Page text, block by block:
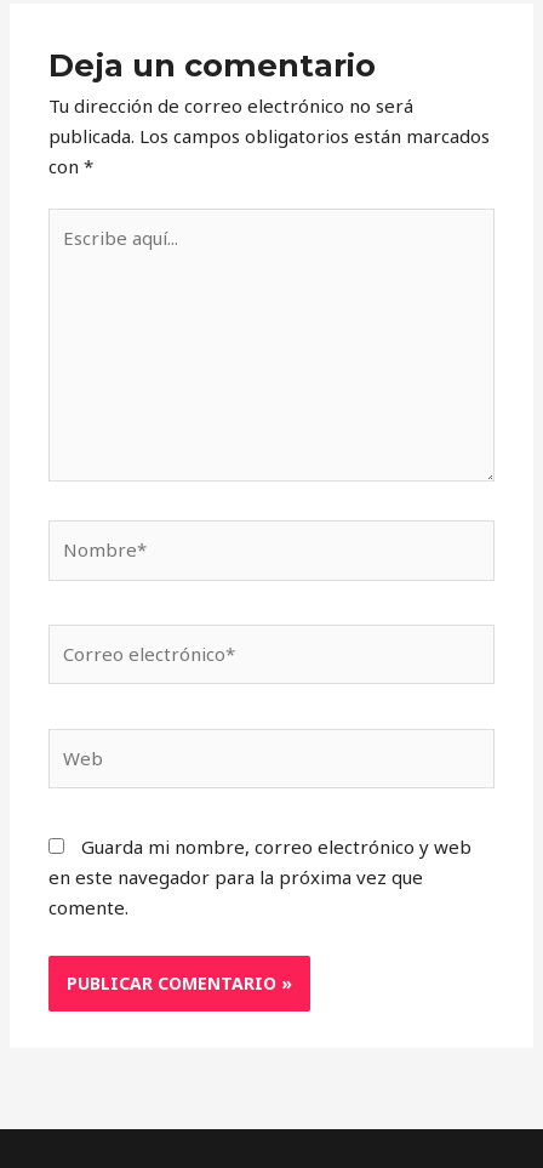
Deja un comentario
Tu dirección de correo electrónico no será
publicada. Los campos obligatorios están marcados
con*
aquí...
electrónico*
Guarda mi nombre, correo electrónico y web
en este navegador para la próxima vez que
comente.